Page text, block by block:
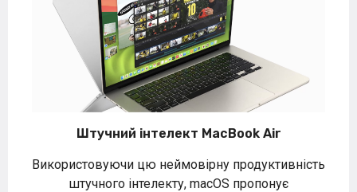
Штучний інтелект MacBook Air
Використовуючи цю неймовірну продуктивність
штучного інтелекту, macOS пропонує